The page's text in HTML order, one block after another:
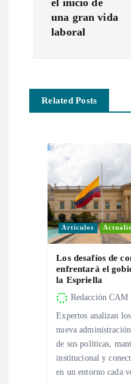
c
el inicio de
una gran vida
laboral
Related Posts
Artículos
Los desafíos de
enfrentará el
la Espriella
Redacción CAM
Expertos analizan
nueva
de sus políticas,
institucional y
en un entorno cada